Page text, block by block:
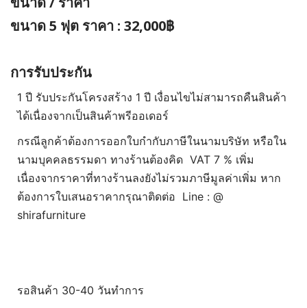
ขนาด 5 ฟุต ราคา : 32,000฿
การรับประกัน
1 ปี รับประกันโครงสร้าง 1 ปี เงื่อนไขไม่สามารถคืนสินค้า
ได้เนื่องจากเป็นสินค้าพรีออเดอร์
กรณีลูกค้าต้องการออกใบกำกับภาษีในนามบริษัท หรือใน
นามบุคคลธรรมดา ทางร้านต้องคิด VAT 7 % เพิ่ม
เนื่องจากราคาที่ทางร้านลงยังไม่รวมภาษีมูลค่าเพิ่ม หาก
ต้องการใบเสนอราคากรุณาติดต่อ Line : @
shirafurniture
รอสินค้า 30-40 วันทำการ